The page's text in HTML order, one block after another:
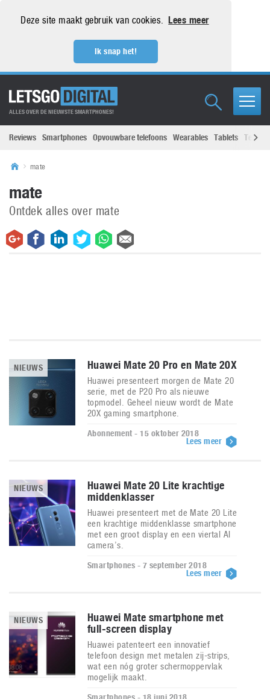
Deze site maakt gebruik van cookies. Lees meer
Ik snap het!
ALLES OVER DE NIEUWSTE SMARTPHONES!
Reviews Smartphones Opvouwbare telefoons Wearables Tablets
mate
mate
Ontdek alles over mate
NIEUWS Huawei Mate 20 Pro en Mate 20X
Huawei presenteert morgen de Mate 20
serie, met de P20 Pro als nieuwe
topmodel. Geheel nieuw wordt de Mate
20X gaming smartphone.
Abonnement - 15 oktober 2018
Lees meer
NIEUWS
Huawei Mate 20 Lite krachtige
middenklasser
Huawei presenteert met de Mate 20 Lite
een krachtige middenklasse smartphone
met een groot display en een viertal AI
camera’s.
Smartphones - 7 september 2018
Lees meer
NIEUWS
Huawei Mate smartphone met
full-screen display
Huawei patenteert een innovatief
telefoon design met metalen zij-strips,
wat een nóg groter schermoppervlak
mogelijk maakt.